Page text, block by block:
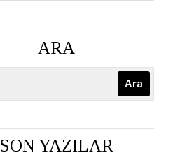
ARA
Ara
SON YAZILAR